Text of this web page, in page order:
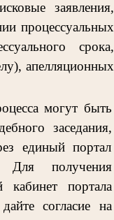
заявления,
процессуальных
срока,
апелляционных
могут быть
заседания,
единый портал
Для получения
портала
согласие на